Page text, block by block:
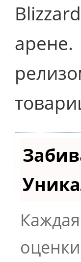
арене.